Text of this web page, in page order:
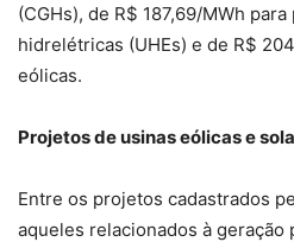
(CGHs), de R$ 187,69/MWh
hidrelétricas (UHEs) e de R$
eólicas.
Projetos de usinas eólicas e
Entre os projetos cadastrados
aqueles relacionados à